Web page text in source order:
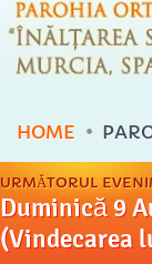
HOME
URMĂTORUL
Duminică 9
(Vindecarea